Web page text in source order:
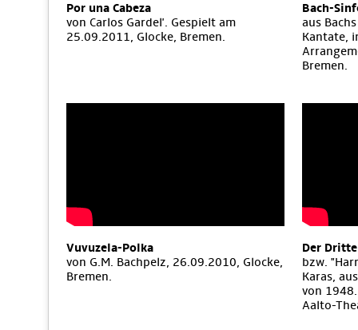
Por una Cabeza
von Carlos Gardel'. Gespielt am
25.09.2011, Glocke, Bremen.
Bach-
aus
Kantate,
Bremen.
Vuvuzela-Polka
von G.M. Bachpelz, 26.09.2010, Glocke,
Bremen.
Der
bzw.
Karas,
von
Aalto-